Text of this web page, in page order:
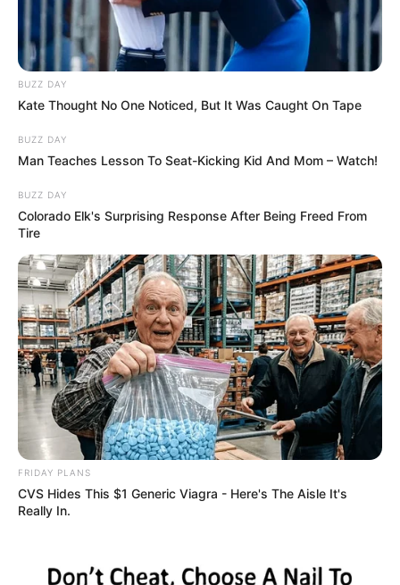
BUZZ DAY
Kate Thought No One Noticed, But It Was Caught On Tape
BUZZ DAY
Man Teaches Lesson To Seat-Kicking Kid And Mom – Watch!
BUZZ DAY
Colorado Elk's Surprising Response After Being Freed From
Tire
FRIDAY PLANS
CVS Hides This $1 Generic Viagra - Here's The Aisle It's
Really In.